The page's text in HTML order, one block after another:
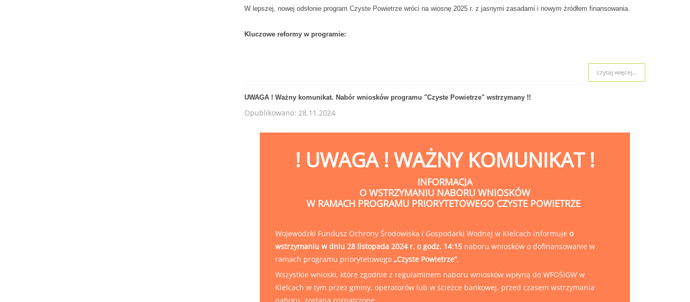
W lepszej, nowej odsłonie program Czyste Powietrze wróci na wiosnę 2025 r. z jasnymi zasadami i nowym źródłem finansowania.
Kluczowe reformy w programie:
czytaj więcej...
UWAGA ! Ważny komunikat. Nabór wniosków programu "Czyste Powietrze" wstrzymany !!
Opublikowano: 28.11.2024
! UWAGA ! WAŻNY KOMUNIKAT !
INFORMACJA
O WSTRZYMANIU NABORU WNIOSKÓW
W RAMACH PROGRAMU PRIORYTETOWEGO CZYSTE POWIETRZE
Wojewódzki Fundusz Ochrony Środowiska i Gospodarki Wodnej w Kielcach informuje o
wstrzymaniu w dniu 28 listopada 2024 r. o godz. 14:15naboru wniosków o dofinansowanie w
ramach programu priorytetowego „Czyste Powietrze”.
Wszystkie wnioski, które zgodnie z regulaminem naboru wniosków wpłyną do WFOŚiGW w
Kielcach w tym przez gminy, operatorów lub w ścieżce bankowej, przed czasem wstrzymania